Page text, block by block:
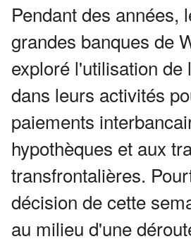
Pendant des années,
grandes banques de
exploré l'utilisation de
dans leurs activités
paiements
hypothèques et aux
transfrontalières.
décision de cette
au milieu d'une